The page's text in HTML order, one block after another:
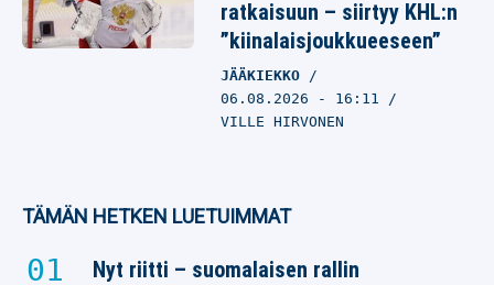
ratkaisuun – siirtyy KHL:n
”kiinalaisjoukkueeseen”
JÄÄKIEKKO
06.08.2026 - 16:11
VILLE HIRVONEN
TÄMÄN HETKEN LUETUIMMAT
Nyt riitti – suomalaisen rallin